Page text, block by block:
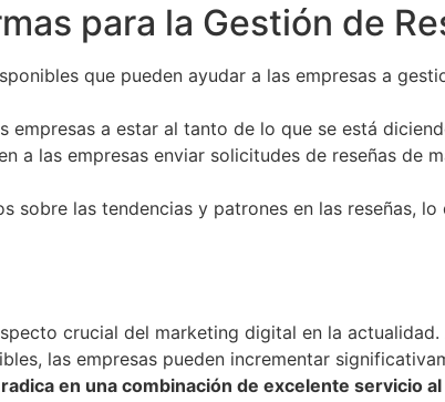
para la Gestión de
que pueden ayudar a las empresas a
empresas a estar al tanto de lo que se está
a las empresas enviar solicitudes de reseñas de
sobre las tendencias y patrones en las reseñas,
crucial del marketing digital en la
las empresas pueden incrementar
en una combinación de excelente servicio